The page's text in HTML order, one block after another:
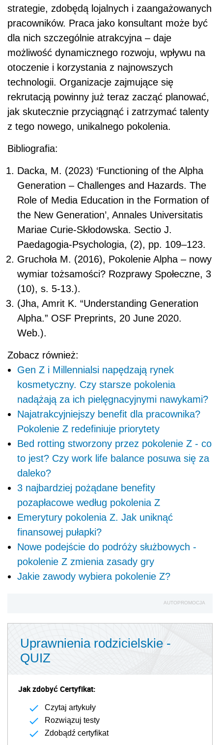
strategie, zdobędą lojalnych i zaangażowanych
pracowników. Praca jako konsultant może być
dla nich szczególnie atrakcyjna – daje
możliwość dynamicznego rozwoju, wpływu na
otoczenie i korzystania z najnowszych
technologii. Organizacje zajmujące się
rekrutacją powinny już teraz zacząć planować,
jak skutecznie przyciągnąć i zatrzymać talenty
z tego nowego, unikalnego pokolenia.
Bibliografia:
Dacka, M. (2023) ‘Functioning of the Alpha
Generation – Challenges and Hazards. The
Role of Media Education in the Formation of
the New Generation’, Annales Universitatis
Mariae Curie-Skłodowska. Sectio J.
Paedagogia-Psychologia, (2), pp. 109–123.
Gruchoła M. (2016), Pokolenie Alpha – nowy
wymiar tożsamości? Rozprawy Społeczne, 3
(10), s. 5-13.).
(Jha, Amrit K. “Understanding Generation
Alpha.” OSF Preprints, 20 June 2020.
Web.).
Zobacz również:
Gen Z i Millennialsi napędzają rynek
kosmetyczny. Czy starsze pokolenia
nadążają za ich pielęgnacyjnymi nawykami?
Najatrakcyjniejszy benefit dla pracownika?
Pokolenie Z redefiniuje priorytety
Bed rotting stworzony przez pokolenie Z - co
to jest? Czy work life balance posuwa się za
daleko?
3 najbardziej pożądane benefity
pozapłacowe według pokolenia Z
Emerytury pokolenia Z. Jak uniknąć
finansowej pułapki?
Nowe podejście do podróży służbowych -
pokolenie Z zmienia zasady gry
Jakie zawody wybiera pokolenie Z?
AUTOPROMOCJA
Uprawnienia rodzicielskie -
QUIZ
Jak zdobyć Certyfikat:
Czytaj artykuły
Rozwiązuj testy
Zdobądź certyfikat